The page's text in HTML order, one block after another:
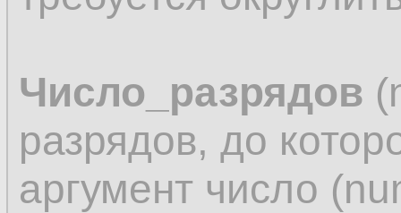
Число_разрядов
разрядов, до
аргумент число